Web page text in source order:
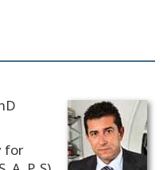
for